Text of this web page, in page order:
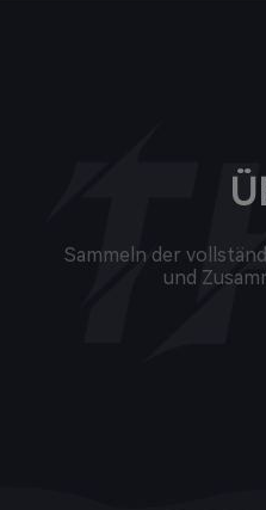
Sammeln der
und